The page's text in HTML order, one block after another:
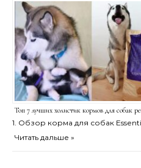
Топ 7 лучших холистик кормов для собак
1. Обзор корма для собак
Читать дальше »